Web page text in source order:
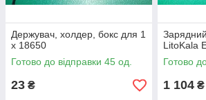
Держувач, холдер, бокс для 1
х 18650
Готово до відправки 45 од.
23 ₴
LitoKala
Готово
1 104 ₴